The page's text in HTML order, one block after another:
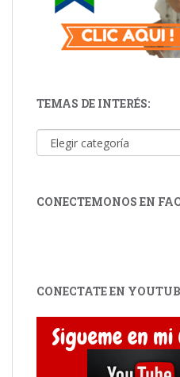
TEMAS DE INTERÉS:
Temas de Interés:
CONECTEMONOS EN
CONECTATE EN